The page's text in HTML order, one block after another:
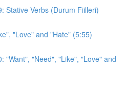
Stative Verbs (Durum Fiilleri)
"Love" and "Hate" (5:55)
"Want", "Need", "Like", "Love" and